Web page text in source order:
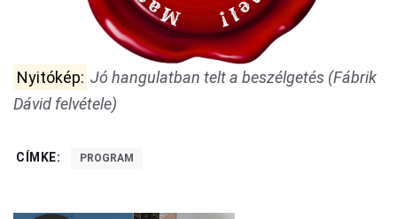
Nyitókép: Jó hangulatban telt a beszélgetés (Fábrik
Dávid felvétele)
CÍMKE: PROGRAM